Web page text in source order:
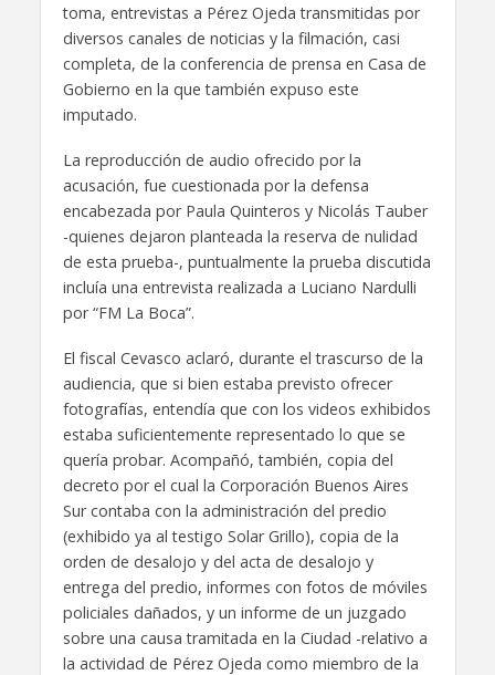
toma, entrevistas a Pérez Ojeda transmitidas por
diversos canales de noticias y la filmación, casi
completa, de la conferencia de prensa en Casa de
Gobierno en la que también expuso este
imputado.
La reproducción de audio ofrecido por la
acusación, fue cuestionada por la defensa
encabezada por Paula Quinteros y Nicolás Tauber
-quienes dejaron planteada la reserva de nulidad
de esta prueba-, puntualmente la prueba discutida
incluía una entrevista realizada a Luciano Nardulli
por “FM La Boca”.
El fiscal Cevasco aclaró, durante el trascurso de la
audiencia, que si bien estaba previsto ofrecer
fotografías, entendía que con los videos exhibidos
estaba suficientemente representado lo que se
quería probar. Acompañó, también, copia del
decreto por el cual la Corporación Buenos Aires
Sur contaba con la administración del predio
(exhibido ya al testigo Solar Grillo), copia de la
orden de desalojo y del acta de desalojo y
entrega del predio, informes con fotos de móviles
policiales dañados, y un informe de un juzgado
sobre una causa tramitada en la Ciudad -relativo a
la actividad de Pérez Ojeda como miembro de la